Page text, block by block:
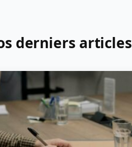
derniers articles